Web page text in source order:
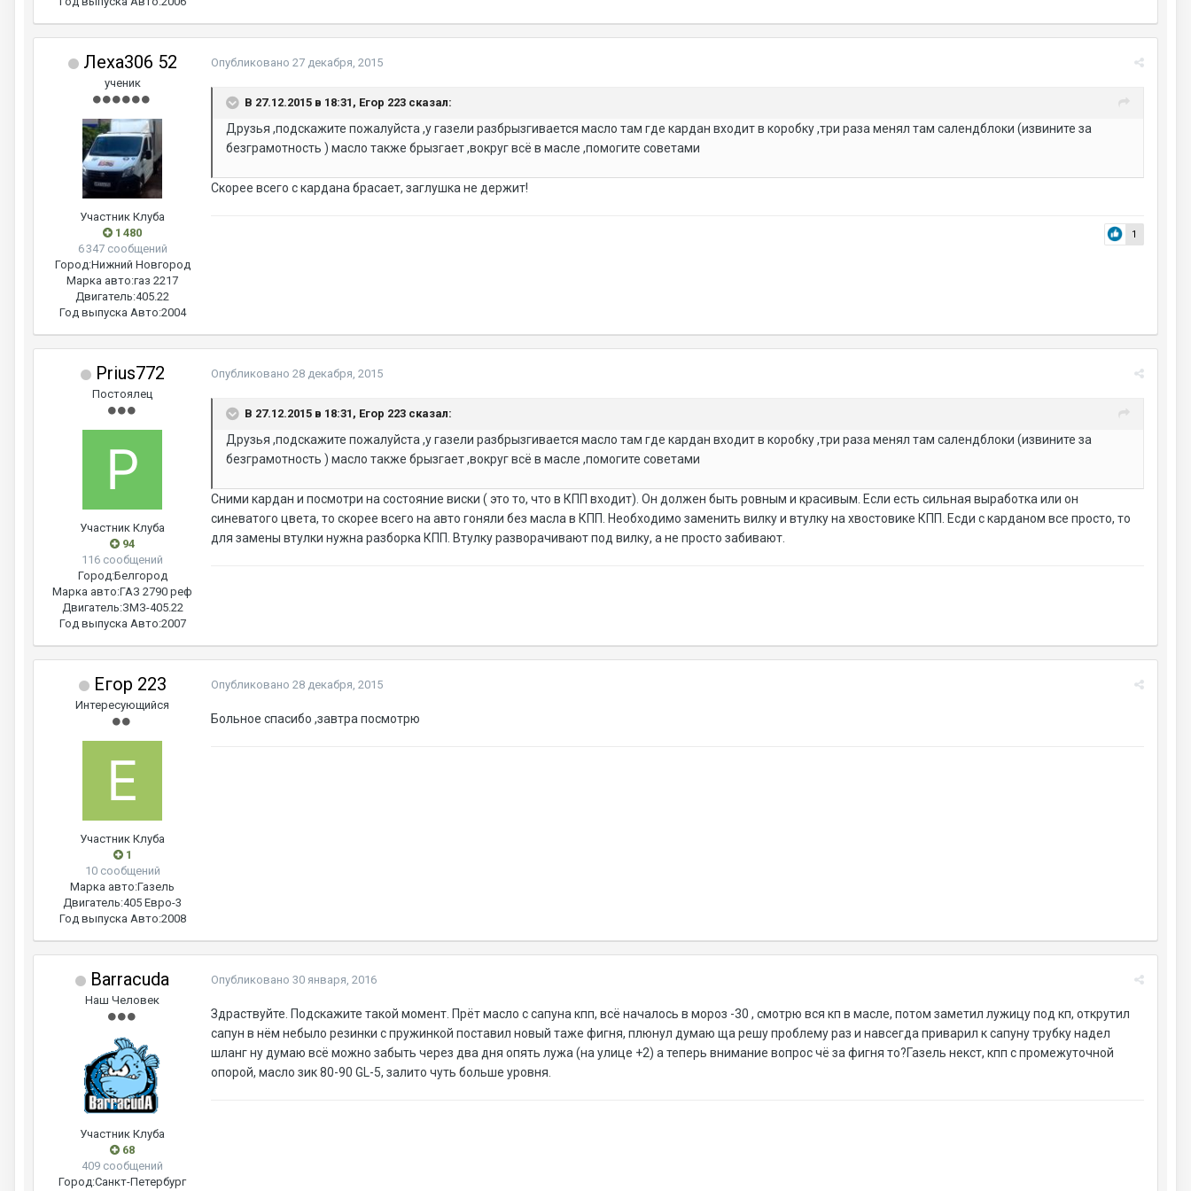
Леха306 52
ученик
Участник Клуба
1 480
6 347 сообщений
Город:Нижний Новгород
Марка авто:газ 2217
Двигатель:405.22
Год выпуска Авто:2004
Опубликовано 27 декабря, 2015
В 27.12.2015 в 18:31, Егор 223 сказал:
Друзья ,подскажите пожалуйста ,у газели разбрызгивается масло там где кардан входит в коробку ,три раза менял там салендблоки (извините за
безграмотность ) масло также брызгает ,вокруг всё в масле ,помогите советами
Скорее всего с кардана брасает, заглушка не держит!
1
Prius772
Постоялец
Участник Клуба
94
116 сообщений
Город:Белгород
Марка авто:ГАЗ 2790 реф
Двигатель:ЗМЗ-405.22
Год выпуска Авто:2007
Опубликовано 28 декабря, 2015
В 27.12.2015 в 18:31, Егор 223 сказал:
Друзья ,подскажите пожалуйста ,у газели разбрызгивается масло там где кардан входит в коробку ,три раза менял там салендблоки (извините за
безграмотность ) масло также брызгает ,вокруг всё в масле ,помогите советами
Сними кардан и посмотри на состояние виски ( это то, что в КПП входит). Он должен быть ровным и красивым. Если есть сильная выработка или он
синеватого цвета, то скорее всего на авто гоняли без масла в КПП. Необходимо заменить вилку и втулку на хвостовике КПП. Есди с карданом все просто, то
для замены втулки нужна разборка КПП. Втулку разворачивают под вилку, а не просто забивают.
Егор 223
Интересующийся
Участник Клуба
1
10 сообщений
Марка авто:Газель
Двигатель:405 Евро-3
Год выпуска Авто:2008
Опубликовано 28 декабря, 2015
Больное спасибо ,завтра посмотрю
Barracuda
Наш Человек
Участник Клуба
68
409 сообщений
Город:Санкт-Петербург
Опубликовано 30 января, 2016
Здраствуйте. Подскажите такой момент. Прёт масло с сапуна кпп, всё началось в мороз -30 , смотрю вся кп в масле, потом заметил лужицу под кп, открутил
сапун в нём небыло резинки с пружинкой поставил новый таже фигня, плюнул думаю ща решу проблему раз и навсегда приварил к сапуну трубку надел
шланг ну думаю всё можно забыть через два дня опять лужа (на улице +2) а теперь внимание вопрос чё за фигня то?Газель некст, кпп с промежуточной
опорой, масло зик 80-90 GL-5, залито чуть больше уровня.